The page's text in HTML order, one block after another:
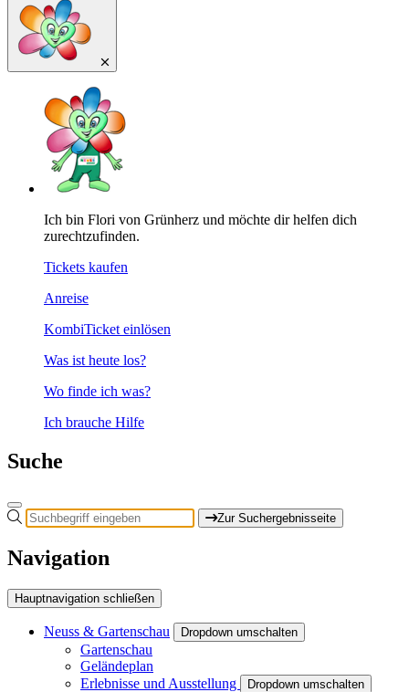
Ich bin Flori von Grünherz und möchte dir helfen dich
zurechtzufinden.
Tickets kaufen
Anreise
KombiTicket einlösen
Was ist heute los?
Wo finde ich was?
Ich brauche Hilfe
Suche
Zur Suchergebnisseite
Navigation
Hauptnavigation schließen
Neuss & Gartenschau Dropdown umschalten
Gartenschau
Geländeplan
Erlebnisse und Ausstellung
Dropdown umschalten